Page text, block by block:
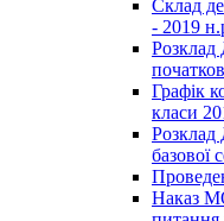
Склад
- 2019
Розклад
Графік
класи
Розклад
базової
Наказ